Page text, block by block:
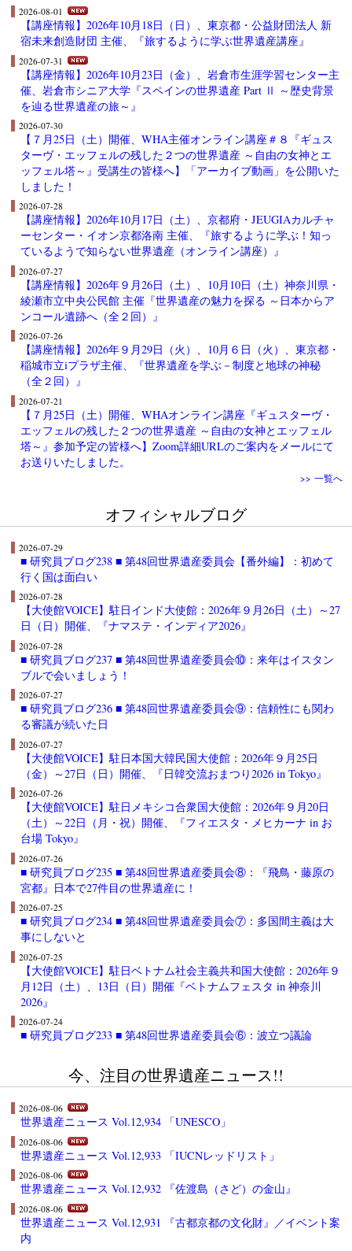
2026-08-01
【講座情報】2026年10月18日（日）、東京都・公益財団法人 新
宿未来創造財団 主催、『旅するように学ぶ世界遺産講座』
2026-07-31
【講座情報】2026年10月23日（金）、岩倉市生涯学習センター主
催、岩倉市シニア大学『スペインの世界遺産 Part Ⅱ ～歴史背景
を辿る世界遺産の旅～』
2026-07-30
【７月25日（土）開催、WHA主催オンライン講座＃８『ギュス
ターヴ・エッフェルの残した２つの世界遺産 ～自由の女神とエ
ッフェル塔～』受講生の皆様へ】「アーカイブ動画」を公開いた
しました！
2026-07-28
【講座情報】2026年10月17日（土）、京都府・JEUGIAカルチャ
ーセンター・イオン京都洛南 主催、『旅するように学ぶ！知っ
ているようで知らない世界遺産（オンライン講座）』
2026-07-27
【講座情報】2026年９月26日（土）、10月10日（土）神奈川県・
綾瀬市立中央公民館 主催『世界遺産の魅力を探る ～日本からア
ンコール遺跡へ（全２回）』
2026-07-26
【講座情報】2026年９月29日（火）、10月６日（火）、東京都・
稲城市立iプラザ主催、『世界遺産を学ぶ－制度と地球の神秘
（全２回）』
2026-07-21
【７月25日（土）開催、WHAオンライン講座『ギュスターヴ・
エッフェルの残した２つの世界遺産 ～自由の女神とエッフェル
塔～』参加予定の皆様へ】Zoom詳細URLのご案内をメールにて
お送りいたしました。
>> 一覧へ
オフィシャルブログ
2026-07-29
■ 研究員ブログ238 ■ 第48回世界遺産委員会【番外編】：初めて
行く国は面白い
2026-07-28
【大使館VOICE】駐日インド大使館：2026年９月26日（土）～27
日（日）開催、『ナマステ・インディア2026』
2026-07-28
■ 研究員ブログ237 ■ 第48回世界遺産委員会⑩：来年はイスタン
ブルで会いましょう！
2026-07-27
■ 研究員ブログ236 ■ 第48回世界遺産委員会⑨：信頼性にも関わ
る審議が続いた日
2026-07-27
【大使館VOICE】駐日本国大韓民国大使館：2026年９月25日
（金）～27日（日）開催、『日韓交流おまつり2026 in Tokyo』
2026-07-26
【大使館VOICE】駐日メキシコ合衆国大使館：2026年９月20日
（土）～22日（月・祝）開催、『フィエスタ・メヒカーナ in お
台場 Tokyo』
2026-07-26
■ 研究員ブログ235 ■ 第48回世界遺産委員会⑧：『飛鳥・藤原の
宮都』日本で27件目の世界遺産に！
2026-07-25
■ 研究員ブログ234 ■ 第48回世界遺産委員会⑦：多国間主義は大
事にしないと
2026-07-25
【大使館VOICE】駐日ベトナム社会主義共和国大使館：2026年９
月12日（土）、13日（日）開催『ベトナムフェスタ in 神奈川
2026』
2026-07-24
■ 研究員ブログ233 ■ 第48回世界遺産委員会⑥：波立つ議論
今、注目の世界遺産ニュース!!
2026-08-06
世界遺産ニュース Vol.12,934 「UNESCO」
2026-08-06
世界遺産ニュース Vol.12,933 「IUCNレッドリスト」
2026-08-06
世界遺産ニュース Vol.12,932 『佐渡島（さど）の金山』
2026-08-06
世界遺産ニュース Vol.12,931 『古都京都の文化財』／イベント案
内